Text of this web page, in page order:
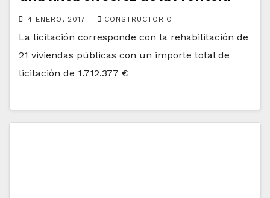
4 ENERO, 2017 CONSTRUCTORIO
La licitación corresponde con la rehabilitación de
21 viviendas públicas con un importe total de
licitación de 1.712.377 €